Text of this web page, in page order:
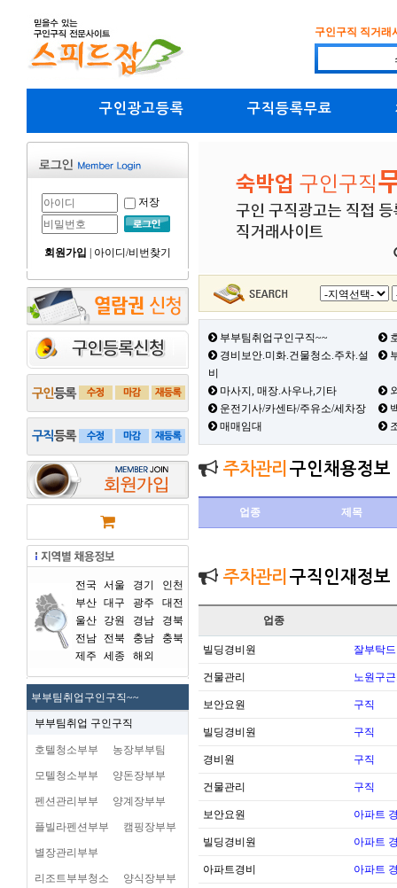
구인구직 직거래
구인광고등록 구직등록무료
저장
회원가입 아이디/비번찾기
전국 서울 경기
인천
부산 대구 광주
대전
울산
강원 경남
경북
전남
전북 충남
충북
제주
세종 해외
부부팀취업구인구직~~
부부팀취업 구인구직
호텔청소부부 농장부부팀
모텔청소부부 양돈장부부
펜션관리부부 양계장부부
플빌라펜션부부 캠핑장부부
별장관리부부
리조트부부청소 양식장부부
부부팀취업구인구직~~
경비보안.미화.건물청소.주차.설
비
마사지, 매장.사우나,기타
운전기사/카센타/주유소/세차장
매매임대
주차관리 구인채용정보
업종 제목
주차관리 구직인재정보
업종
빌딩경비원 잘부탁
건물관리 노원구
보안요원 구직
빌딩경비원 구직
경비원 구직
건물관리 구직
보안요원 아파트
빌딩경비원 아파트
아파트경비 아파트